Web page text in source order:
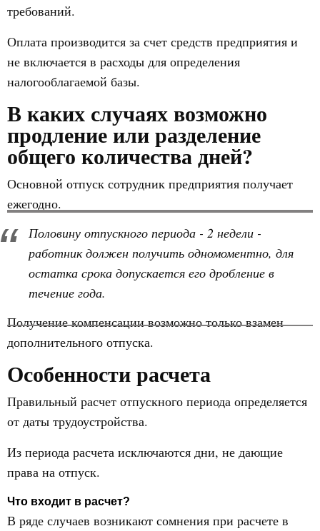
требований.
Оплата производится за счет средств предприятия и
не включается в расходы для определения
налогооблагаемой базы.
В каких случаях возможно
продление или разделение
общего количества дней?
Основной отпуск сотрудник предприятия получает
ежегодно.
Половину отпускного периода - 2 недели -
работник должен получить одномоментно, для
остатка срока допускается его дробление в
течение года.
Получение компенсации возможно только взамен
дополнительного отпуска.
Особенности расчета
Правильный расчет отпускного периода определяется
от даты трудоустройства.
Из периода расчета исключаются дни, не дающие
права на отпуск.
Что входит в расчет?
В ряде случаев возникают сомнения при расчете в